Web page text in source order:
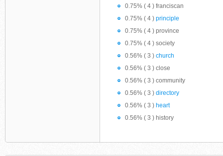
0.75% ( 4 ) franciscan
0.75% ( 4 ) principle
0.75% ( 4 ) province
0.75% ( 4 ) society
0.56% ( 3 ) church
0.56% ( 3 ) close
0.56% ( 3 ) community
0.56% ( 3 ) directory
0.56% ( 3 ) heart
0.56% ( 3 ) history